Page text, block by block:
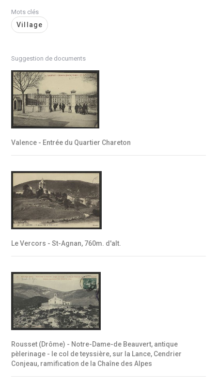
Mots clés
Village
Suggestion de documents
Valence - Entrée du Quartier Chareton
Le Vercors - St-Agnan, 760m. d'alt.
Rousset (Drôme) - Notre-Dame-de Beauvert, antique
pèlerinage - le col de teyssière, sur la Lance, Cendrier
Conjeau, ramification de la Chaîne des Alpes